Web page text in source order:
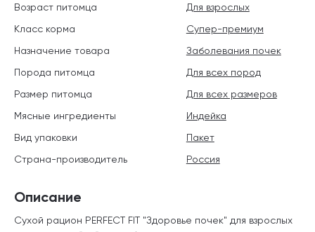
Описание
Сухой рацион PERFECT FIT "Здоровье почек" для взрослых
Возраст питомца
Для взрослых
Класс корма
Супер-премиум
Назначение товара
Заболевания почек
Порода питомца
Для всех пород
Размер питомца
Для всех размеров
Мясные ингредиенты
Индейка
Вид упаковки
Пакет
Страна-производитель
Россия